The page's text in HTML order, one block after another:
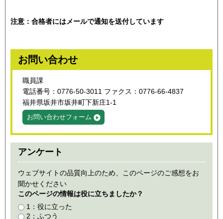
注意：合格者にはメールで通知を送付しています
お問い合わせ
職員課
電話番号：0776-50-3011 ファクス：0776-66-4837
福井県坂井市坂井町下新庄1-1
お問い合わせフォーム
アンケート
ウェブサイトの品質向上のため、このページのご感想をお
聞かせください
このページの情報は役に立ちましたか？
1：役に立った
2：ふつう